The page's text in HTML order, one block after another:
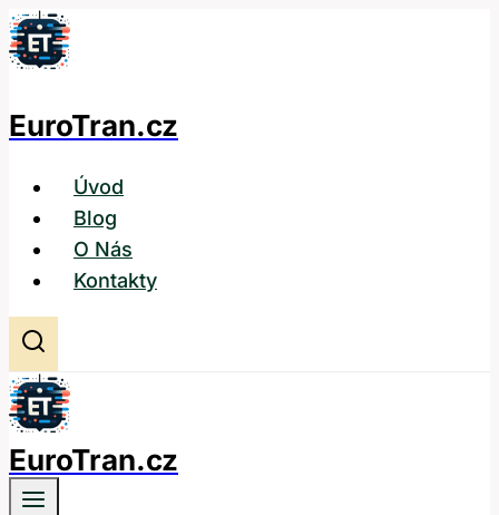
Přeskočit
na
EuroTran.cz
Úvod
Blog
O Nás
Kontakty
EuroTran.cz